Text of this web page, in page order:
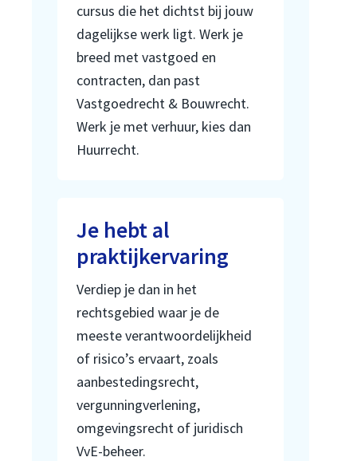
cursus die het dichtst bij jouw
dagelijkse werk ligt. Werk je
breed met vastgoed en
contracten, dan past
Vastgoedrecht & Bouwrecht.
Werk je met verhuur, kies dan
Huurrecht.
Je hebt al
praktijkervaring
Verdiep je dan in het
rechtsgebied waar je de
meeste verantwoordelijkheid
of risico’s ervaart, zoals
aanbestedingsrecht,
vergunningverlening,
omgevingsrecht of juridisch
VvE-beheer.